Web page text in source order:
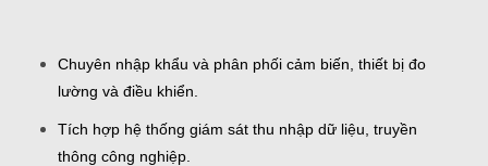
Chuyên nhập khẩu và phân phối cảm biến, thiết bị đo
lường và điều khiển.
Tích hợp hệ thống giám sát thu nhập dữ liệu, truyền
thông công nghiệp.